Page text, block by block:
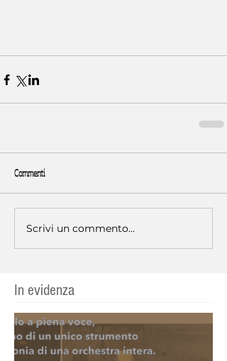
Commenti
Scrivi un commento...
In evidenza